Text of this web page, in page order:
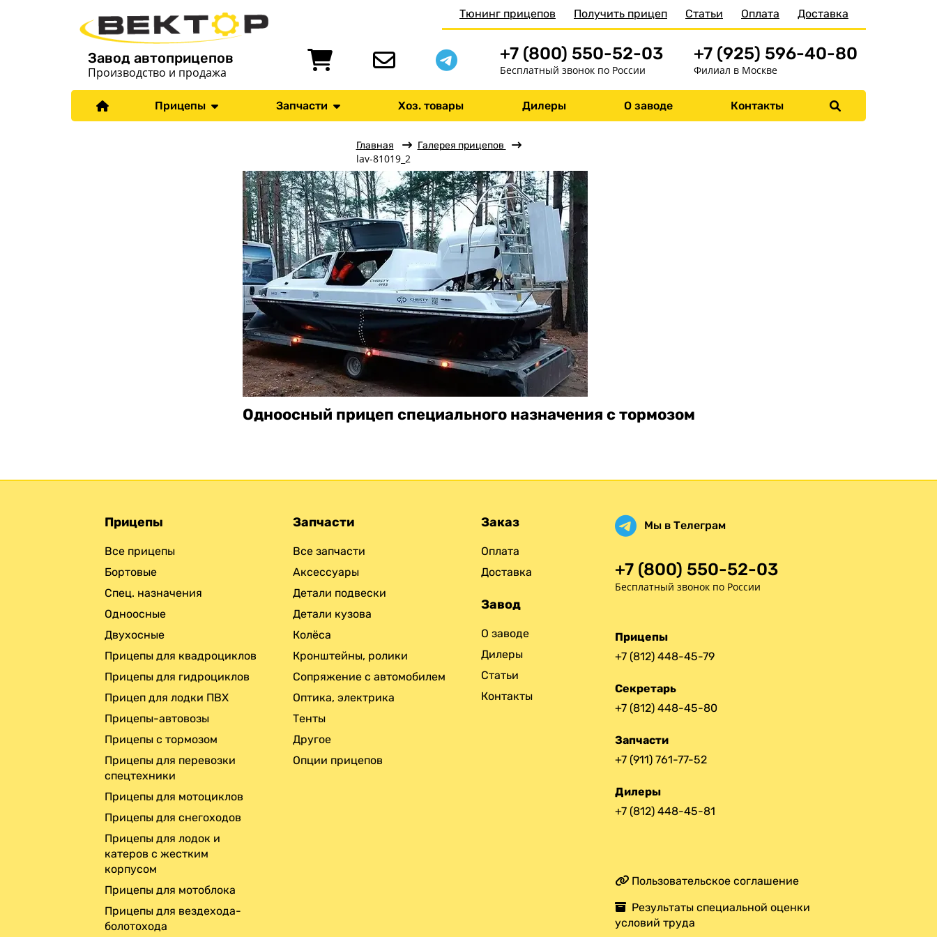
Завод автоприцепов
Производство и продажа
Тюнинг прицепов Получить прицеп Статьи Оплата Доставка
+7 (800) 550-52-03
Бесплатный звонок по России
+7 (925) 596-40-80
Филиал в Москве
Прицепы Запчасти Хоз. товары Дилеры О заводе Контакты
Главная Галерея прицепов
lav-81019_2
Одноосный прицеп специального назначения с тормозом
Прицепы
Все прицепы
Бортовые
Спец. назначения
Одноосные
Двухосные
Прицепы для квадроциклов
Прицепы для гидроциклов
Прицеп для лодки ПВХ
Прицепы-автовозы
Прицепы с тормозом
Прицепы для перевозки
спецтехники
Прицепы для мотоциклов
Прицепы для снегоходов
Прицепы для лодок и
катеров с жестким
корпусом
Прицепы для мотоблока
Прицепы для вездехода-
болотохода
Запчасти
Все запчасти
Аксессуары
Детали подвески
Детали кузова
Колёса
Кронштейны, ролики
Сопряжение с автомобилем
Оптика, электрика
Тенты
Другое
Опции прицепов
Заказ
Оплата
Доставка
Завод
О заводе
Дилеры
Статьи
Контакты
Мы в Телеграм
+7 (800) 550-52-03
Бесплатный звонок по России
Прицепы
+7 (812) 448-45-79
Секретарь
+7 (812) 448-45-80
Запчасти
+7 (911) 761-77-52
Дилеры
+7 (812) 448-45-81
Пользовательское соглашение
Результаты специальной оценки
условий труда